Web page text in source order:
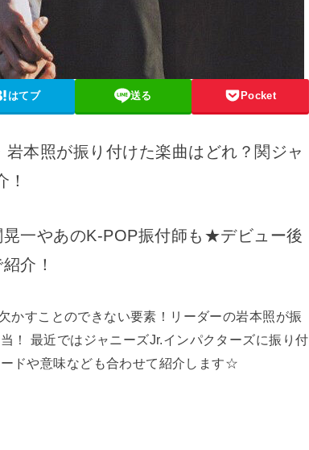
はてブ 送る Pocket
本照が振り付けた楽曲はどれ？関ジャ
一やあのK-POP振付師も★デビュー後
介！
かすことのできない要素！リーダーの岩本照が振
！ 最近ではジャニーズJr.インパクターズに振り付
ドや意味なども合わせて紹介します☆